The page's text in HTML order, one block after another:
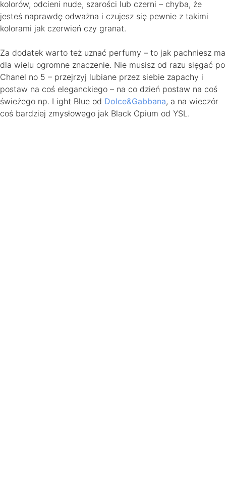
kolorów, odcieni nude, szarości lub czerni – chyba, że
jesteś naprawdę odważna i czujesz się pewnie z takimi
kolorami jak czerwień czy granat.
Za dodatek warto też uznać perfumy – to jak pachniesz ma
dla wielu ogromne znaczenie. Nie musisz od razu sięgać po
Chanel no 5 – przejrzyj lubiane przez siebie zapachy i
postaw na coś eleganckiego – na co dzień postaw na coś
świeżego np. Light Blue od Dolce&Gabbana, a na wieczór
coś bardziej zmysłowego jak Black Opium od YSL.